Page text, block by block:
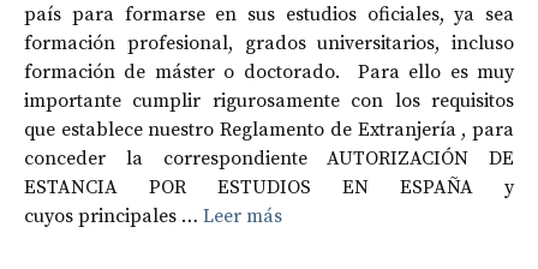
país para formarse en sus estudios oficiales, ya sea
formación profesional, grados universitarios, incluso
formación de máster o doctorado. Para ello es muy
importante cumplir rigurosamente con los requisitos
que establece nuestro Reglamento de Extranjería , para
conceder la correspondiente AUTORIZACIÓN DE
ESTANCIA POR ESTUDIOS EN ESPAÑA y
cuyos principales … Leer más